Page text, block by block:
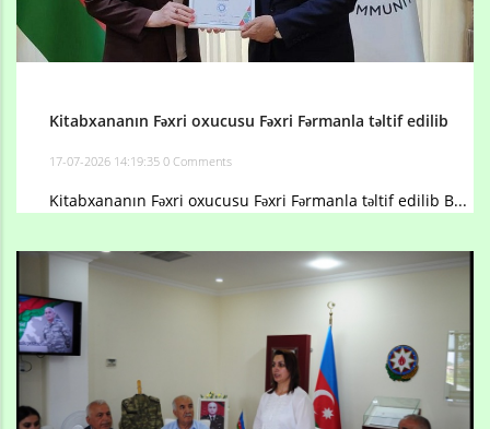
Kitabxananın Fəxri oxucusu Fəxri Fərmanla təltif edilib
17-07-2026 14:19:35 0 Comments
Kitabxananın Fəxri oxucusu Fəxri Fərmanla təltif edilib B...